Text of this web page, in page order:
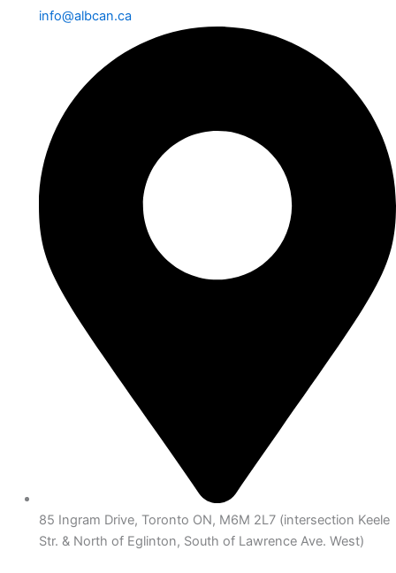
info@albcan.ca
85 Ingram Drive, Toronto ON, M6M 2L7 (intersection Keele
Str. & North of Eglinton, South of Lawrence Ave. West)